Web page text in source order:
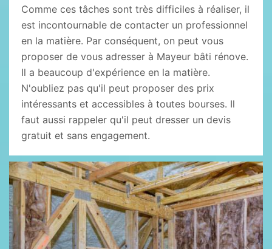
Comme ces tâches sont très difficiles à réaliser, il
est incontournable de contacter un professionnel
en la matière. Par conséquent, on peut vous
proposer de vous adresser à Mayeur bâti rénove.
Il a beaucoup d'expérience en la matière.
N'oubliez pas qu'il peut proposer des prix
intéressants et accessibles à toutes bourses. Il
faut aussi rappeler qu'il peut dresser un devis
gratuit et sans engagement.